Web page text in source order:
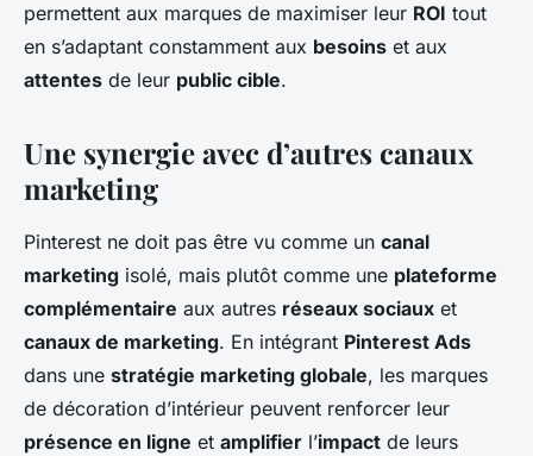
permettent aux marques de maximiser leur ROI tout
en s’adaptant constamment aux besoins et aux
attentes de leur public cible.
Une synergie avec d’autres canaux
marketing
Pinterest ne doit pas être vu comme un canal
marketing isolé, mais plutôt comme une plateforme
complémentaire aux autres réseaux sociaux et
canaux de marketing. En intégrant Pinterest Ads
dans une stratégie marketing globale, les marques
de décoration d’intérieur peuvent renforcer leur
présence en ligne et amplifier l’impact de leurs